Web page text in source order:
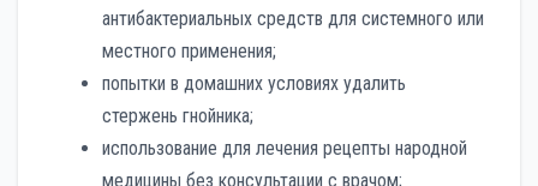
антибактериальных средств для системного или
местного применения;
попытки в домашних условиях удалить
стержень гнойника;
использование для лечения рецепты народной
медицины без консультации с врачом;